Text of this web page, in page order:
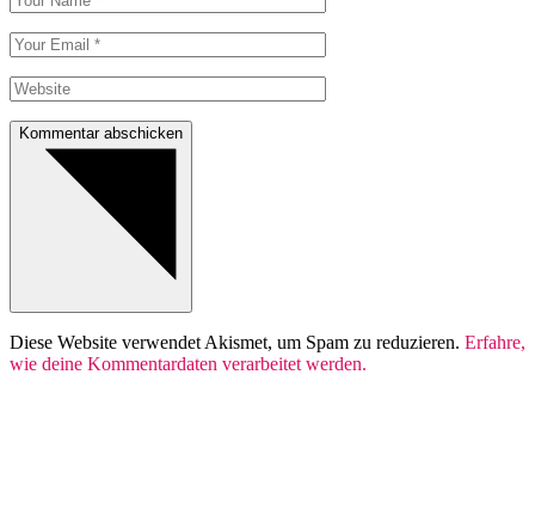
Kommentar abschicken
Diese Website verwendet Akismet, um Spam zu reduzieren. Erfahre,
wie deine Kommentardaten verarbeitet werden.